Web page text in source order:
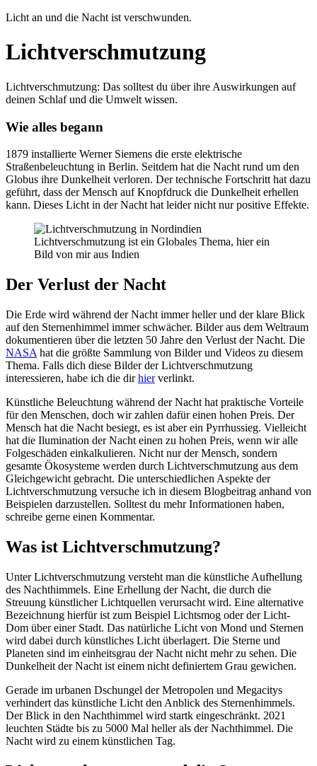
Licht an und die Nacht ist verschwunden.
Lichtverschmutzung
Lichtverschmutzung: Das solltest du über ihre Auswirkungen auf
deinen Schlaf und die Umwelt wissen.
Wie alles begann
1879 installierte Werner Siemens die erste elektrische
Straßenbeleuchtung in Berlin. Seitdem hat die Nacht rund um den
Globus ihre Dunkelheit verloren. Der technische Fortschritt hat dazu
geführt, dass der Mensch auf Knopfdruck die Dunkelheit erhellen
kann. Dieses Licht in der Nacht hat leider nicht nur positive Effekte.
Lichtverschmutzung ist ein Globales Thema, hier ein
Bild von mir aus Indien
Der Verlust der Nacht
Die Erde wird während der Nacht immer heller und der klare Blick
auf den Sternenhimmel immer schwächer. Bilder aus dem Weltraum
dokumentieren über die letzten 50 Jahre den Verlust der Nacht. Die
NASA hat die größte Sammlung von Bilder und Videos zu diesem
Thema. Falls dich diese Bilder der Lichtverschmutzung
interessieren, habe ich die dirhierverlinkt.
Künstliche Beleuchtung während der Nacht hat praktische Vorteile
für den Menschen, doch wir zahlen dafür einen hohen Preis. Der
Mensch hat die Nacht besiegt, es ist aber ein Pyrrhussieg. Vielleicht
hat die Ilumination der Nacht einen zu hohen Preis, wenn wir alle
Folgeschäden einkalkulieren. Nicht nur der Mensch, sondern
gesamte Ökosysteme werden durch Lichtverschmutzung aus dem
Gleichgewicht gebracht. Die unterschiedlichen Aspekte der
Lichtverschmutzung versuche ich in diesem Blogbeitrag anhand von
Beispielen darzustellen. Solltest du mehr Informationen haben,
schreibe gerne einen Kommentar.
Was ist Lichtverschmutzung?
Unter Lichtverschmutzung versteht man die künstliche Aufhellung
des Nachthimmels. Eine Erhellung der Nacht, die durch die
Streuung künstlicher Lichtquellen verursacht wird. Eine alternative
Bezeichnung hierfür ist zum Beispiel Lichtsmog oder der Licht-
Dom über einer Stadt. Das natürliche Licht von Mond und Sternen
wird dabei durch künstliches Licht überlagert. Die Sterne und
Planeten sind im einheitsgrau der Nacht nicht mehr zu sehen. Die
Dunkelheit der Nacht ist einem nicht definiertem Grau gewichen.
Gerade im urbanen Dschungel der Metropolen und Megacitys
verhindert das künstliche Licht den Anblick des Sternenhimmels.
Der Blick in den Nachthimmel wird startk eingeschränkt. 2021
leuchten Städte bis zu 5000 Mal heller als der Nachthimmel. Die
Nacht wird zu einem künstlichen Tag.